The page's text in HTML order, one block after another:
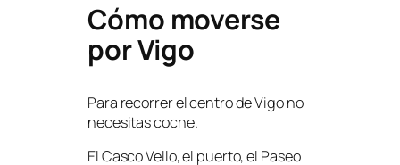
Cómo moverse
por Vigo
Para recorrer el centro de Vigo no
necesitas coche.
El Casco Vello, el puerto, el Paseo